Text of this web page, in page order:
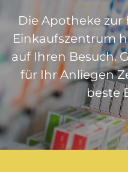
Die Apotheke
Einkaufszentrum
auf Ihren Besuch.
für Ihr Anliegen
beste